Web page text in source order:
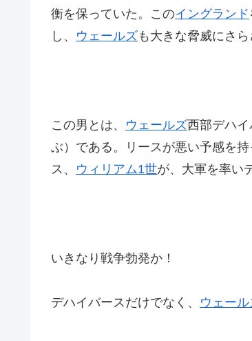
衡を保っていた。このイングランド
し、 ウェールズも大きな脅威にさら
この男とは、 ウェールズ西部デハイ
ぶ）である。リースが悪い予感を持
ス、 ウィリアム1世が、大軍を率い
いきなり戦争勃発か！
デハイバースだけでなく、 ウェール